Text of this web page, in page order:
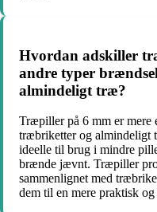
Hvordan adskiller
andre typer
almindeligt træ?
Træpiller på 6 mm er mere
træbriketter og almindeligt
ideelle til brug i mindre
brænde jævnt. Træpiller
sammenlignet med
dem til en mere praktisk